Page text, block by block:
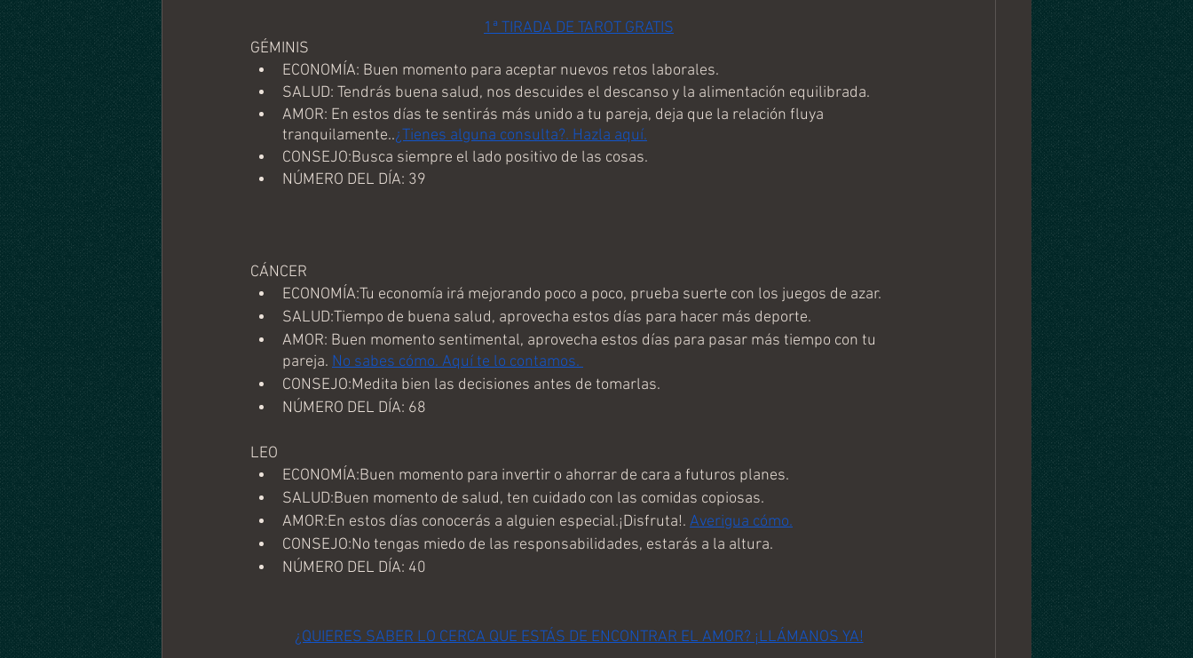
1ª TIRADA DE TAROT GRATIS
GÉMINIS
ECONOMÍA: Buen momento para aceptar nuevos retos laborales.
SALUD: Tendrás buena salud, nos descuides el descanso y la alimentación equilibrada.
AMOR: En estos días te sentirás más unido a tu pareja, deja que la relación fluya
tranquilamente..¿Tienes alguna consulta?. Hazla aquí.
CONSEJO:Busca siempre el lado positivo de las cosas.
NÚMERO DEL DÍA: 39
CÁNCER
ECONOMÍA:Tu economía irá mejorando poco a poco, prueba suerte con los juegos de azar.
SALUD:Tiempo de buena salud, aprovecha estos días para hacer más deporte.
AMOR: Buen momento sentimental, aprovecha estos días para pasar más tiempo con tu
pareja. No sabes cómo. Aquí te lo contamos.
CONSEJO:Medita bien las decisiones antes de tomarlas.
NÚMERO DEL DÍA: 68
LEO
ECONOMÍA:Buen momento para invertir o ahorrar de cara a futuros planes.
SALUD:Buen momento de salud, ten cuidado con las comidas copiosas.
AMOR:En estos días conocerás a alguien especial.¡Disfruta!. Averigua cómo.
CONSEJO:No tengas miedo de las responsabilidades, estarás a la altura.
NÚMERO DEL DÍA: 40
¿QUIERES SABER LO CERCA QUE ESTÁS DE ENCONTRAR EL AMOR? ¡LLÁMANOS YA!